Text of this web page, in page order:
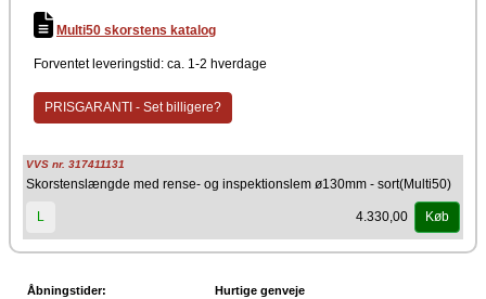
Multi50 skorstens katalog
Forventet leveringstid: ca. 1-2 hverdage
PRISGARANTI - Set billigere?
VVS nr. 317411131
Skorstenslængde med rense- og inspektionslem ø130mm - sort(Multi50)
L 4.330,00 Køb
Åbningstider:
Hurtige genveje